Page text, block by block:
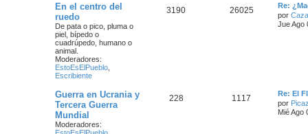
En el centro del
ruedo
De pata o pico, pluma o
piel, bípedo o
cuadrúpedo, humano o
animal.
Moderadores:
EstoEsElPueblo
Escribiente
3190 26025
Re:
por
Jue Ago
Guerra en Ucrania y
Tercera Guerra
Mundial
Moderadores:
EstoEsElPueblo
228 1117
Re: El
por
Mié Ago